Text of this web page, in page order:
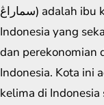
سماراڠ) adalah ibu kota Provinsi Jawa Tengah,
Indonesia yang
dan perekonomian
Indonesia. Kota ini
kelima di Indonesia